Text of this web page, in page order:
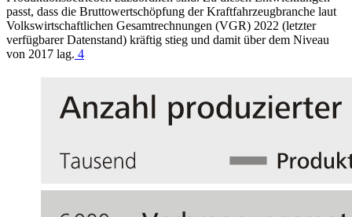
passt, dass die Bruttowertschöpfung der Kraftfahrzeugbranche laut
Volkswirtschaftlichen Gesamtrechnungen (VGR) 2022 (letzter
verfügbarer Datenstand) kräftig stieg und damit über dem Niveau
von 2017 lag. 4